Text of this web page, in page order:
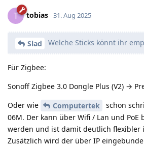
T tobias 31. Aug 2025
Slad Welche Sticks könnt ihr
Für Zigbee:
Sonoff Zigbee 3.0 Dongle Plus (V2) →
Oder wie
Computertek
schon
06M. Der kann über Wifi / Lan und PoE
werden und ist damit deutlich flexibler
Zusätzlich wird der über IP